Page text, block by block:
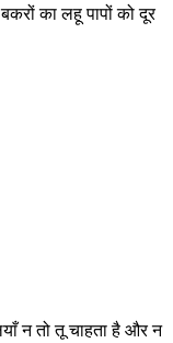
का लहू पापों को दूर
न तो तू चाहता है और न